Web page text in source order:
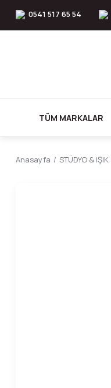
0541 517 65 54
TÜM MARKALAR
Anasayfa STÜDYO & IŞIK